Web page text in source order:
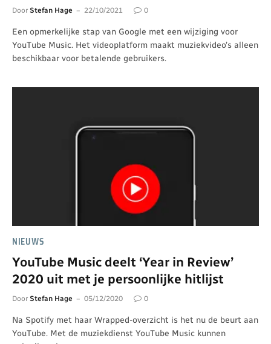
Door Stefan Hage 22/10/2021 0
Een opmerkelijke stap van Google met een wijziging voor
YouTube Music. Het videoplatform maakt muziekvideo’s alleen
beschikbaar voor betalende gebruikers.
NIEUWS
YouTube Music deelt ‘Year in Review’
2020 uit met je persoonlijke hitlijst
Door Stefan Hage 05/12/2020 0
Na Spotify met haar Wrapped-overzicht is het nu de beurt aan
YouTube. Met de muziekdienst YouTube Music kunnen